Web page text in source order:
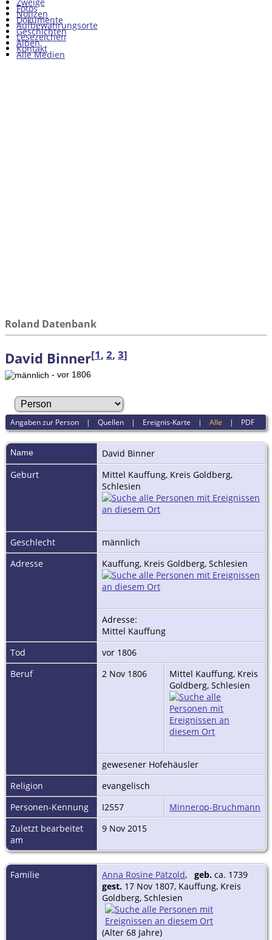
Fotos
Dokumente
Geschichten
Alben
Alle Medien
Notizen
Aufbewahrungsorte
Lesezeichen
Kontakt
Roland Datenbank
David Binner[1, 2, 3]
- vor 1806
Angaben zur Person |Quellen | Ereignis-Karte |Alle | PDF
Name David Binner
Geburt
Mittel Kauffung, Kreis Goldberg,
Schlesien
Geschlecht
männlich
Adresse
Kauffung, Kreis Goldberg, Schlesien
Adresse:
Mittel Kauffung
Tod
vor 1806
Beruf
2 Nov 1806
Mittel Kauffung, Kreis
Goldberg, Schlesien
gewesener Hofehäusler
Religion
evangelisch
Personen-Kennung
I2557
Minnerop-Bruchmann
Zuletzt bearbeitet
am
9 Nov 2015
Familie Anna Rosine Pätzold, geb. ca. 1739
gest. 17 Nov 1807, Kauffung, Kreis
Goldberg, Schlesien
(Alter 68 Jahre)